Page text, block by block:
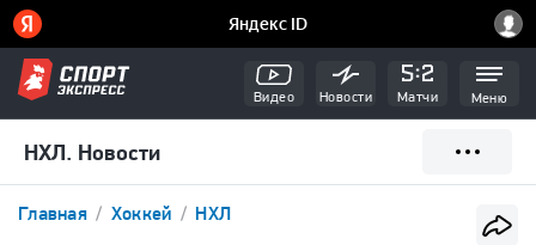
Видео Новости Матчи Меню
НХЛ. Новости
Главная Хоккей НХЛ